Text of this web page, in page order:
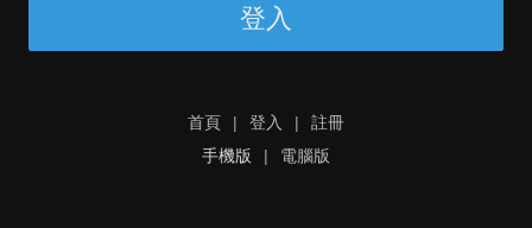
登入
首頁 | 登入 |
註冊
手機版
| 電腦版